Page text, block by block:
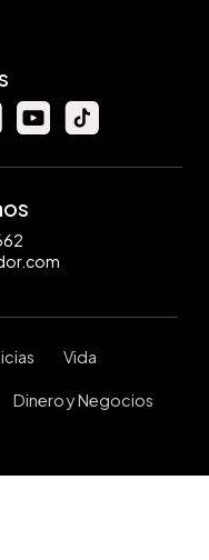
Vida
Dinero y Negocios